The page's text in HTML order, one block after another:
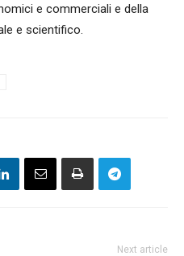
e commerciali e della
e scientifico.
Next article